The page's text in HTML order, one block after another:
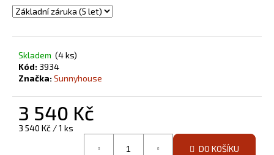
Skladem (4 ks)
Kód: 3934
Značka:Sunnyhouse
3 540 Kč
Měrná
3 540 Kč / 1 ks
DO KOŠÍKU
480
Kč